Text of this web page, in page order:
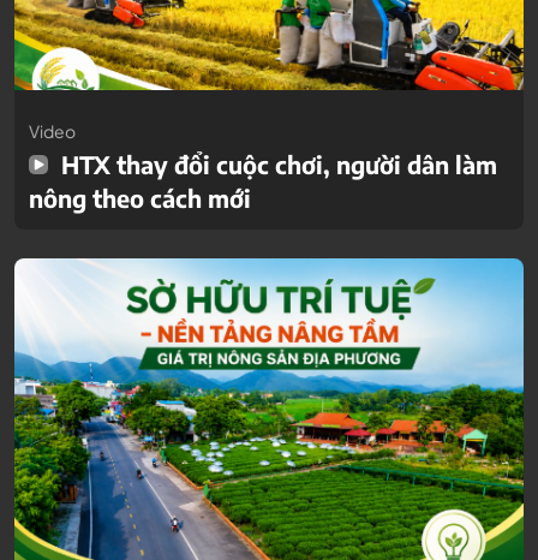
Video
HTX thay đổi cuộc chơi, người dân làm
nông theo cách mới